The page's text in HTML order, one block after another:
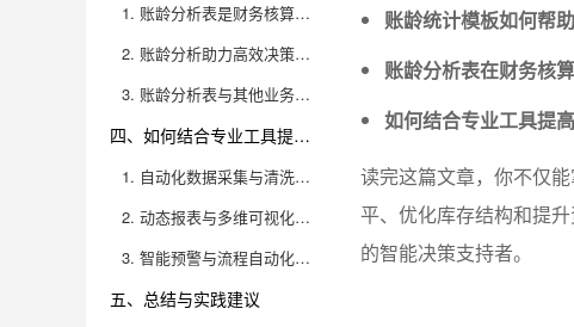
1. 账龄分析表是财务核算的必备依据
2. 账龄分析助力高效决策，驱动业务增长
3. 账龄分析表与其他业务报表的集成应用
四、如何结合专业工具提高账龄分析表的自动化与准确性
1. 自动化数据采集与清洗，减少人工误差
2. 动态报表与多维可视化，提升管理决策效率
3. 智能预警与流程自动化，实现无人化管理
五、总结与实践建议
账龄统计模板如何帮
账龄分析表在财务核
如何结合专业工具提
读完这篇文章，你不仅
平、优化库存结构和提
的智能决策支持者。